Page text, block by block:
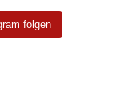
folgen